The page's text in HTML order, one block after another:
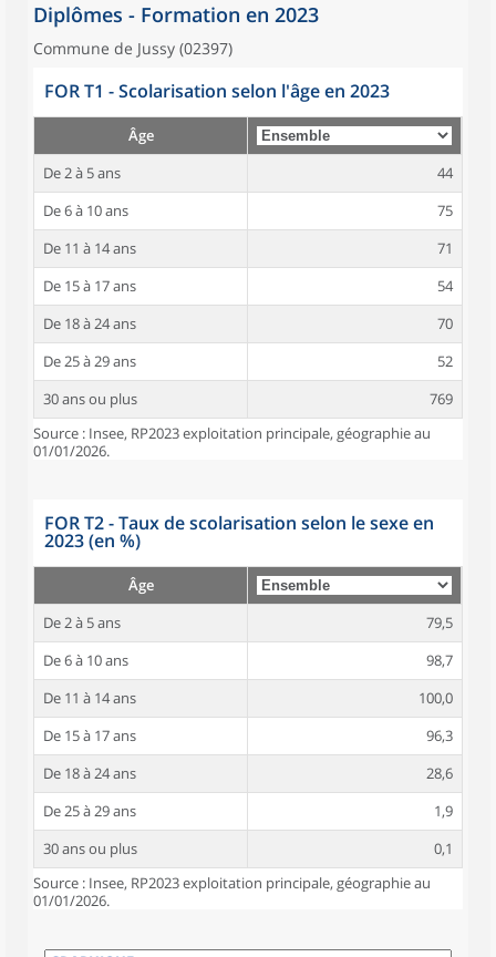
Diplômes - Formation en 2023
Commune de Jussy (02397)
FOR T1 - Scolarisation selon l'âge en 2023
Âge
De 2 à 5 ans
44
De 6 à 10 ans
75
De 11 à 14 ans
71
De 15 à 17 ans
54
De 18 à 24 ans
70
De 25 à 29 ans
52
30 ans ou plus
769
Source : Insee, RP2023 exploitation principale, géographie au
01/01/2026.
FOR T2 - Taux de scolarisation selon le sexe en
2023 (en %)
Âge
De 2 à 5 ans
79,5
De 6 à 10 ans
98,7
De 11 à 14 ans
100,0
De 15 à 17 ans
96,3
De 18 à 24 ans
28,6
De 25 à 29 ans
1,9
30 ans ou plus
0,1
Source : Insee, RP2023 exploitation principale, géographie au
01/01/2026.